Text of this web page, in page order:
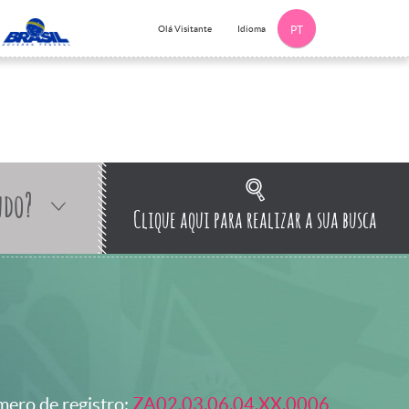
Olá Visitante Idioma PT
Clique aqui para realizar a sua busca
de registro: ZA02.03.06.04.XX.0006